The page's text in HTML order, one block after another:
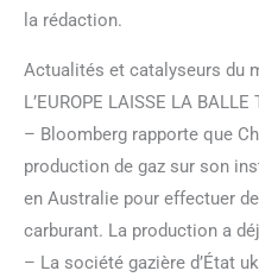
la rédaction.
Actualités et catalyseurs du
L’EUROPE LAISSE LA BALLE
– Bloomberg rapporte que
production de gaz sur son
en Australie pour effectuer
carburant. La production a
– La société gazière d’État